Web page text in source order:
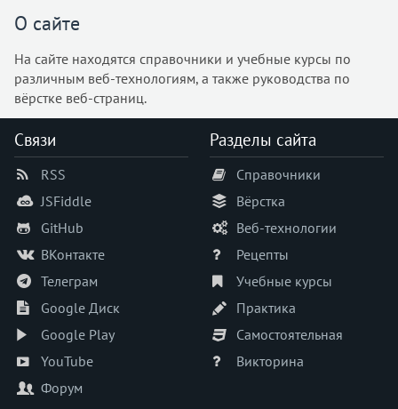
О сайте
На сайте находятся справочники и учебные курсы по
различным веб-технологиям, а также руководства по
вёрстке веб-страниц.
Связи
RSS
JSFiddle
GitHub
ВКонтакте
Телеграм
Google Диск
Google Play
YouTube
Форум
Разделы сайта
Справочники
Вёрстка
Веб-технологии
Рецепты
Учебные курсы
Практика
Самостоятельная
Викторина